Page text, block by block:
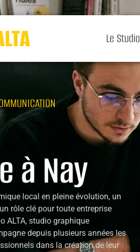
Le Studio
à Nay
local en pleine évolution, un
rôle clé pour toute entreprise
ALTA, studio graphique
depuis plusieurs années les
dans la création de leur